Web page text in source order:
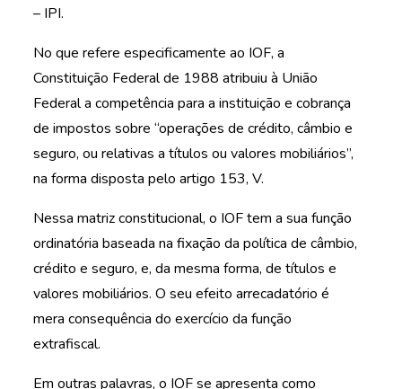
– IPI.
No que refere especificamente ao IOF, a
Constituição Federal de 1988 atribuiu à União
Federal a competência para a instituição e cobrança
de impostos sobre “operações de crédito, câmbio e
seguro, ou relativas a títulos ou valores mobiliários”,
na forma disposta pelo artigo 153, V.
Nessa matriz constitucional, o IOF tem a sua função
ordinatória baseada na fixação da política de câmbio,
crédito e seguro, e, da mesma forma, de títulos e
valores mobiliários. O seu efeito arrecadatório é
mera consequência do exercício da função
extrafiscal.
Em outras palavras, o IOF se apresenta como